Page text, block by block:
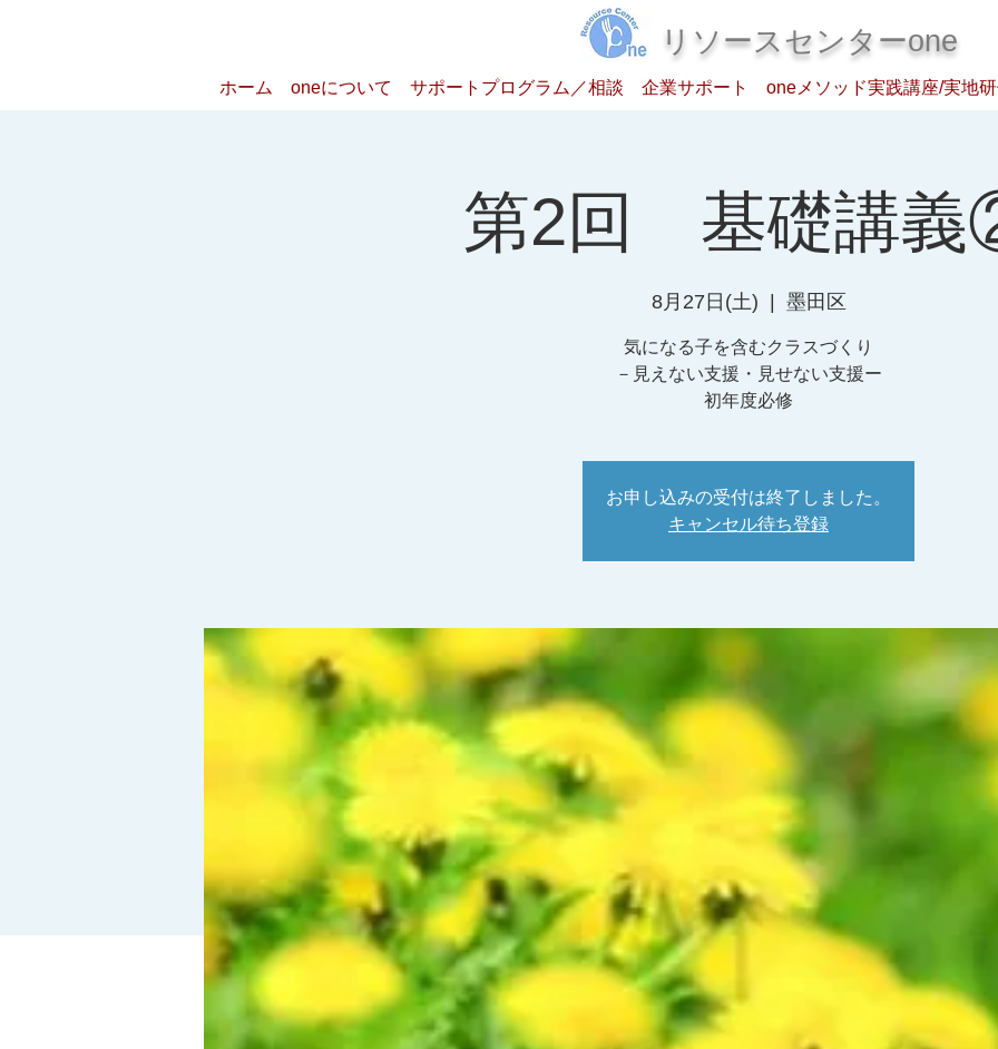
​リソースセンターone
ホーム oneについて サポートプログラム／相談 企業サポート oneメソッド実践講座/実地
第2回 基礎講
8月27日(土) 墨田区
気になる子を含むクラスづくり
－見えない支援・見せない支援ー
初年度必修
お申し込みの受付は終了しました。
キャンセル待ち登録